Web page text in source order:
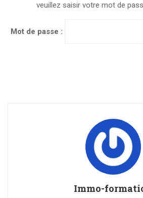
veuillez saisir votre mot de
Mot de passe :
Immo-